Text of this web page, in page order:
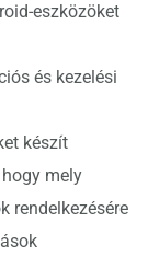
eszközöket
és kezelési
készít
mely
rendelkezésére